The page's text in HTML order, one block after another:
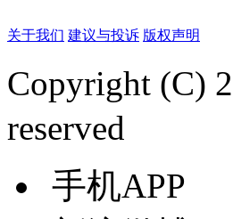
关于我们 建议与投诉 版权声明
Copyright (C)
reserved
手机APP